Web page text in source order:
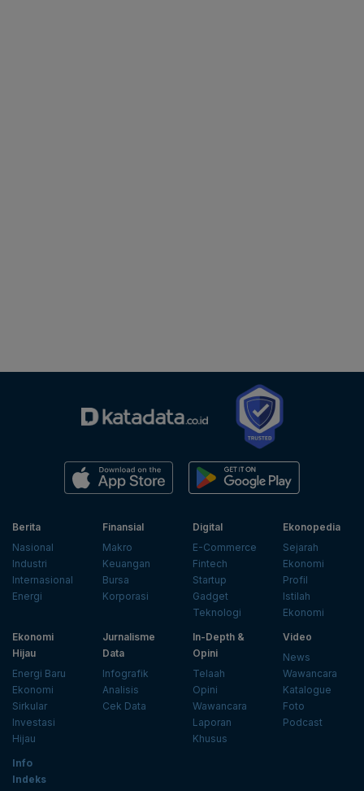
Berita
Nasional
Industri
Internasional
Energi
Finansial
Makro
Keuangan
Bursa
Korporasi
Digital
E-Commerce
Fintech
Startup
Gadget
Teknologi
Ekonopedia
Sejarah
Ekonomi
Profil
Istilah
Ekonomi
Ekonomi
Hijau
Energi Baru
Ekonomi
Sirkular
Investasi
Hijau
Jurnalisme
Data
Infografik
Analisis
Cek Data
In-Depth &
Opini
Telaah
Opini
Wawancara
Laporan
Khusus
Video
News
Wawancara
Katalogue
Foto
Podcast
Info
Indeks